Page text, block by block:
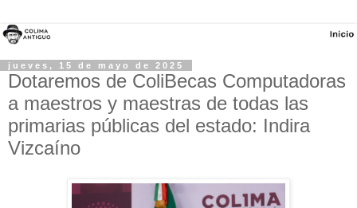
jueves, 15 de mayo de 2025
Dotaremos de ColiBecas Computadoras
a maestros y maestras de todas las
primarias públicas del estado: Indira
Vizcaíno